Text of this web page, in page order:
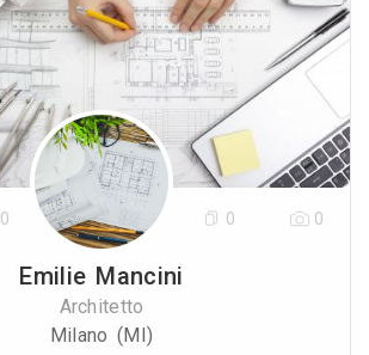
Emilie Mancini
Architetto
Milano (MI)
0 0 0